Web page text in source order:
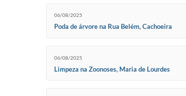
06/08/2025
Poda de árvore na Rua Belém, Cachoeira
06/08/2025
Limpeza na Zoonoses, Maria de Lourdes